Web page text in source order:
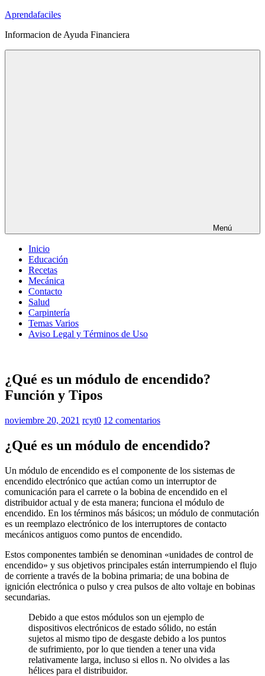
Saltar
contenido
Aprendafaciles
Informacion de Ayuda Financiera
Menú
Inicio
Educación
Recetas
Mecánica
Contacto
Salud
Carpintería
Temas Varios
Aviso Legal y Términos de Uso
¿Qué es un módulo de encendido?
Función y Tipos
noviembre 20, 2021 rcyt0 12 comentarios
¿Qué es un módulo de encendido?
Un módulo de encendido es el componente de los sistemas de
encendido electrónico que actúan como un interruptor de
comunicación para el carrete o la bobina de encendido en el
distribuidor actual y de esta manera; funciona el módulo de
encendido. En los términos más básicos; un módulo de conmutación
es un reemplazo electrónico de los interruptores de contacto
mecánicos antiguos como puntos de encendido.
Estos componentes también se denominan «unidades de control de
encendido» y sus objetivos principales están interrumpiendo el flujo
de corriente a través de la bobina primaria; de una bobina de
ignición electrónica o pulso y crea pulsos de alto voltaje en bobinas
secundarias.
Debido a que estos módulos son un ejemplo de
dispositivos electrónicos de estado sólido, no están
sujetos al mismo tipo de desgaste debido a los puntos
de sufrimiento, por lo que tienden a tener una vida
relativamente larga, incluso si ellos n. No olvides a las
hélices para el distribuidor.